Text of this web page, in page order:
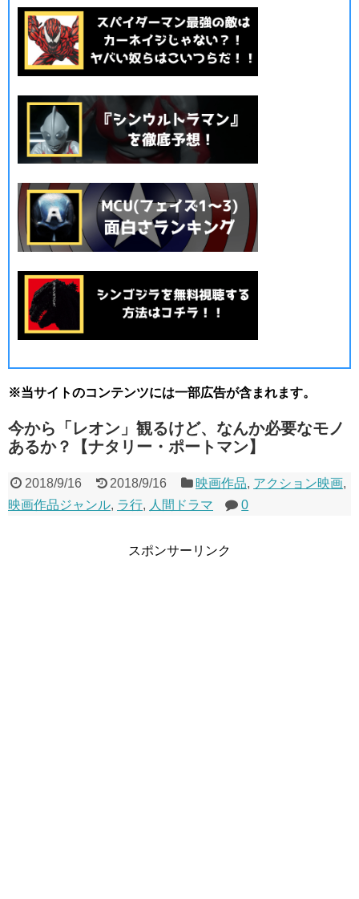
※当サイトのコンテンツには一部広告が含まれます。
今から「レオン」観るけど、なんか必要なモノ
あるか？【ナタリー・ポートマン】
2018/9/16 2018/9/16 映画作品, アクション映画,
映画作品ジャンル, ラ行, 人間ドラマ 0
スポンサーリンク